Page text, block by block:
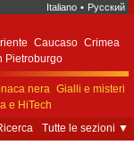
Italiano • Русский
Caucaso Crimea
Pietroburgo
Sebastopoli
nera Gialli e misteri
e HiTech
Tutte le sezioni ▼